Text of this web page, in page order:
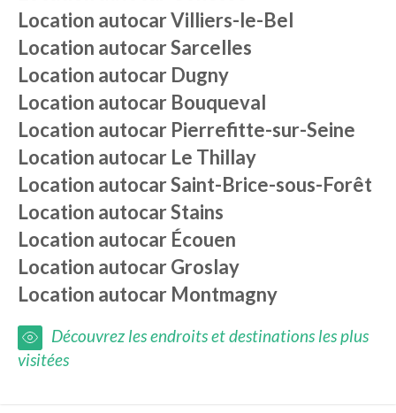
Location autocarVilliers-le-Bel
Location autocarSarcelles
Location autocar Dugny
Location autocar Bouqueval
Location autocar Pierrefitte-sur-Seine
Location autocar Le Thillay
Location autocarSaint-Brice-sous-Forêt
Location autocarStains
Location autocar Écouen
Location autocarGroslay
Location autocar Montmagny
Découvrez les endroits et destinations les plus
visitées